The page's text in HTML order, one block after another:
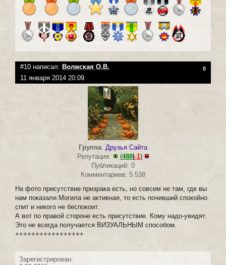
#10 написал: Волжская О.В. 0
11 января 2014 20:09
Группа: Друзья Сайта
Репутация:
(488| -1)
Публикаций: 0
Комментариев: 5 538
На фото присутствие призрака есть, но совсем не там, где вы
нам показали.Могила не активная, то есть почивший спокойно
спит и никого не беспокоит.
А вот по правой стороне есть присутствие. Кому надо-увидят.
Это не всегда получается ВИЗУАЛЬНЫМ способом.
+++++++++++++++++
Зарегистрирован: